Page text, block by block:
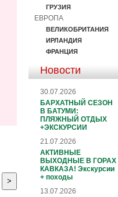
>
ГРУЗИЯ
ЕВРОПА
ВЕЛИКОБРИТАНИЯ
ИРЛАНДИЯ
ФРАНЦИЯ
Новости
30.07.2026
БАРХАТНЫЙ СЕЗОН
В БАТУМИ:
ПЛЯЖНЫЙ ОТДЫХ
+ЭКСКУРСИИ
21.07.2026
АКТИВНЫЕ
ВЫХОДНЫЕ В ГОРАХ
КАВКАЗА! Экскурсии
+ походы
13.07.2026